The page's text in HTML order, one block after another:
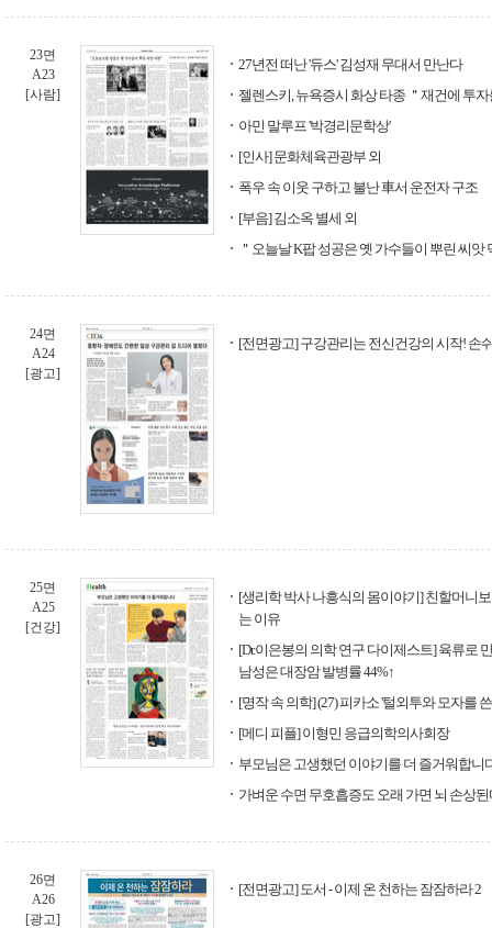
23면
A23
[사람]
27년전 떠난 '듀스' 김성재 무대서 만난다
젤렌스키, 뉴욕증시 화상 타종 ＂재건에 투
아민 말루프 '박경리문학상'
[인사] 문화체육관광부 외
폭우 속 이웃 구하고 불난 車서 운전자 구조
[부음] 김소옥 별세 외
＂오늘날 K팝 성공은 옛 가수들이 뿌린 씨앗
24면
A24
[광고]
[전면광고] 구강관리는 전신건강의 시작! 손
25면
A25
[건강]
[생리학 박사 나흥식의 몸이야기] 친할머니
는 이유
[Dr.이은봉의 의학 연구 다이제스트] 육류로
남성은 대장암 발병률 44%↑
[명작 속 의학] (27) 피카소 '털외투와 모자를
[메디 피플] 이형민 응급의학의사회장
부모님은 고생했던 이야기를 더 즐거워합니
가벼운 수면 무호흡증도 오래 가면 뇌 손상된
26면
A26
[광고]
[전면광고] 도서 - 이제 온 천하는 잠잠하라 2